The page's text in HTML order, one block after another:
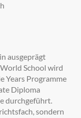
ausgeprägt
School wird
Years Programme
Diploma
durchgeführt.
sondern